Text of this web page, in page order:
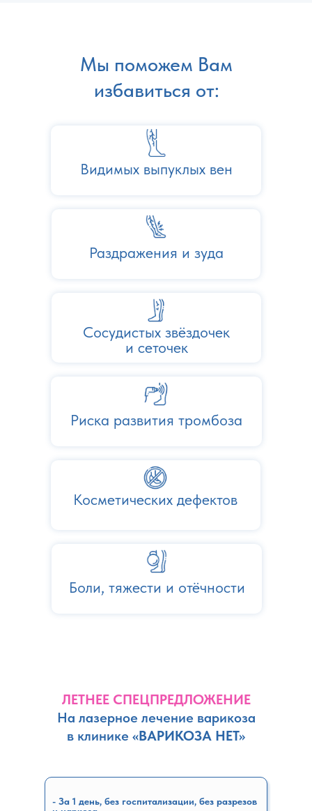
Мы поможем Вам
избавиться от:
Видимых выпуклых вен
Риска развития тромбоза
Сосудистых звёздочек
и сеточек
Раздражения и зуда
Косметических дефектов
Боли, тяжести и отёчности
ЛЕТНЕЕ СПЕЦПРЕДЛОЖЕНИЕ
На лазерное лечение варикоза
в клинике «ВАРИКОЗА НЕТ»
- За 1 день, без госпитализации, без разрезов